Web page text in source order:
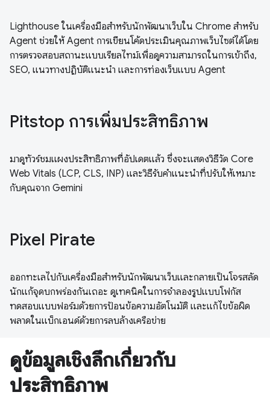
Lighthouse ในเครื่องมือสำหรับนักพัฒนาเว็บใน Chrome สำหรับ
Agent ช่วยให้ Agent การเขียนโค้ดประเมินคุณภาพเว็บไซต์ได้โดย
การตรวจสอบสถานะแบบเรียลไทม์เพื่อดูความสามารถในการเข้าถึง,
SEO, แนวทางปฏิบัติแนะนำ และการท่องเว็บแบบ Agent
Pitstop การเพิ่มประสิทธิภาพ
มาดูทัวร์ชมแผงประสิทธิภาพที่อัปเดตแล้ว ซึ่งจะแสดงวิธีวัด Core
Web Vitals (LCP, CLS, INP) และวิธีรับคำแนะนำที่ปรับให้เหมาะ
กับคุณจาก Gemini
Pixel Pirate
ออกทะเลไปกับเครื่องมือสำหรับนักพัฒนาเว็บและกลายเป็นโจรสลัด
นักแก้จุดบกพร่องกันเถอะ ดูเทคนิคในการจำลองรูปแบบโฟกัส
ทดสอบแบบฟอร์มด้วยการป้อนข้อความอัตโนมัติ และแก้ไขข้อผิด
พลาดในแบ็กเอนด์ด้วยการลบล้างเครือข่าย
ดูข้อมูลเชิงลึกเกี่ยวกับ
ประสิทธิภาพ